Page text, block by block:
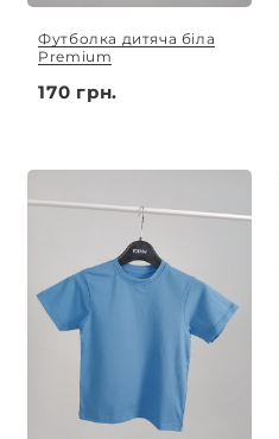
Футболка дитяча біла
Premium
170 грн.